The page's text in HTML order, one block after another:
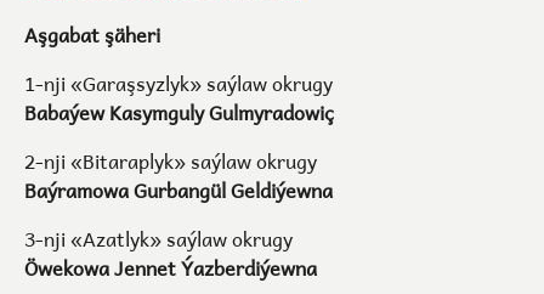
Aşgabat şäheri
1-nji «Garaşsyzlyk» saýlaw okrugy
Babaýew Kasymguly Gulmyradowiç
2-nji «Bitaraplyk» saýlaw okrugy
Baýramowa Gurbangül Geldiýewna
3-nji «Azatlyk» saýlaw okrugy
Öwekowa Jennet Ýazberdiýewna